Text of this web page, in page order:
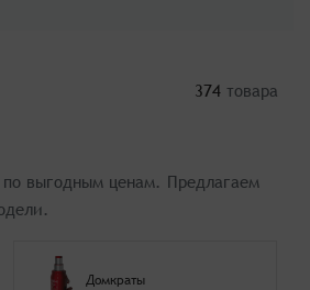
374товара
по выгодным ценам. Предлагаем
Домкраты